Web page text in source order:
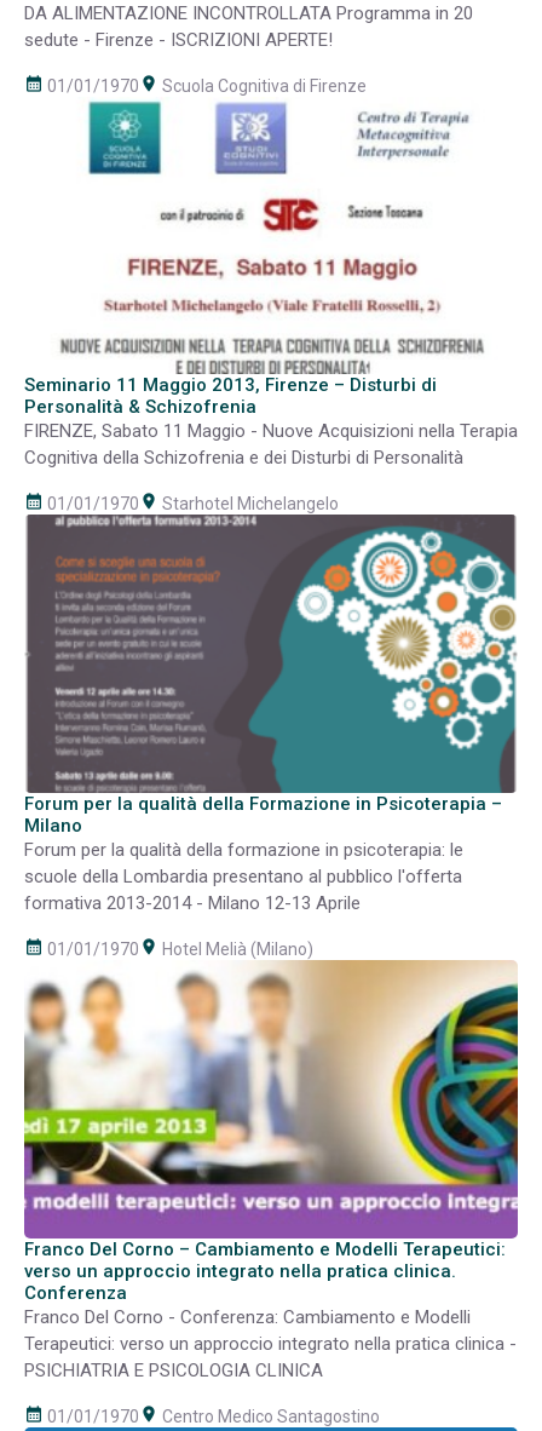
DA ALIMENTAZIONE INCONTROLLATA Programma in 20
sedute - Firenze - ISCRIZIONI APERTE!
calendar_month 01/01/1970 room Scuola Cognitiva di Firenze
Seminario 11 Maggio 2013, Firenze – Disturbi di
Personalità & Schizofrenia
FIRENZE, Sabato 11 Maggio - Nuove Acquisizioni nella Terapia
Cognitiva della Schizofrenia e dei Disturbi di Personalità
calendar_month 01/01/1970 room Starhotel Michelangelo
Forum per la qualità della Formazione in Psicoterapia –
Milano
Forum per la qualità della formazione in psicoterapia: le
scuole della Lombardia presentano al pubblico l'offerta
formativa 2013-2014 - Milano 12-13 Aprile
calendar_month 01/01/1970 room Hotel Melià (Milano)
Franco Del Corno – Cambiamento e Modelli Terapeutici:
verso un approccio integrato nella pratica clinica.
Conferenza
Franco Del Corno - Conferenza: Cambiamento e Modelli
Terapeutici: verso un approccio integrato nella pratica clinica -
PSICHIATRIA E PSICOLOGIA CLINICA
calendar_month 01/01/1970 room Centro Medico Santagostino